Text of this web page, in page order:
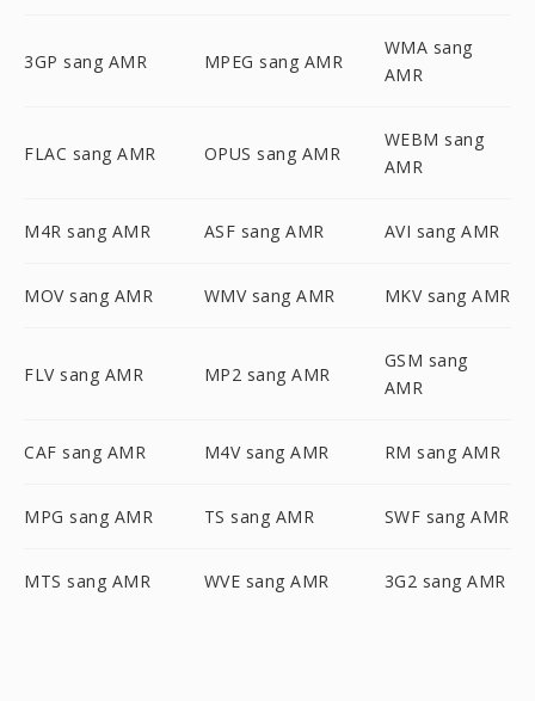
3GP sang AMR MPEG sang AMR
WMA sang
AMR
FLAC sang AMR OPUS sang AMR
WEBM sang
AMR
M4R sang AMR ASF sang AMR AVI sang AMR
MOV sang AMR WMV sang AMR MKV sang AMR
FLV sang AMR MP2 sang AMR
GSM sang
AMR
CAF sang AMR M4V sang AMR RM sang AMR
MPG sang AMR TS sang AMR SWF sang AMR
MTS sang AMR WVE sang AMR 3G2 sang AMR